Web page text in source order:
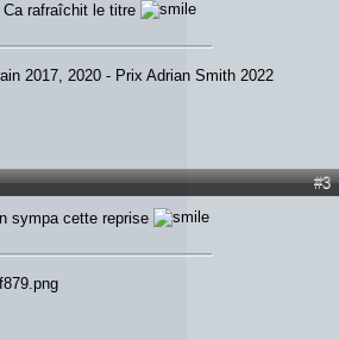
rafraîchit le titre
2017, 2020 - Prix Adrian Smith 2022
#3
sympa cette reprise